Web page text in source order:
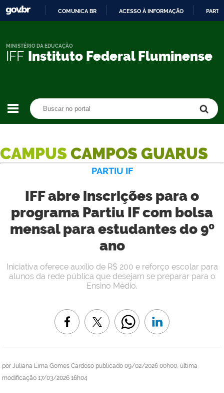
CONTEÚDO
COMUNICA BR ACESSO À INFORMAÇÃO
IFF Instituto Federal Fluminense
MINISTÉRIO DA EDUCAÇÃO
CAMPUS CAMPOS GUARUS
PARTIU IF
IFF abre inscrições para o
programa Partiu IF com bolsa
mensal para estudantes do 9º
ano
por Juliana Lima Gomes Cardoso publicado 09/02/2026 00h00, última
modificação 17/03/2026 16h04
Iniciativa oferece auxílio de R$ 200 e reforço escolar para
alunos da rede pública que desejam se preparar para o
Ensino Médio.